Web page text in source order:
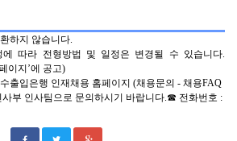
하지 않습니다.
에 따라 전형방법 및 일정은 변경될 수 있습니다.
이지 ’에 공고)
출입은행 인재채용 홈페이지 (채용문의 - 채용FAQ
사부 인사팀으로 문의하시기 바랍니다.☎ 전화번호 :